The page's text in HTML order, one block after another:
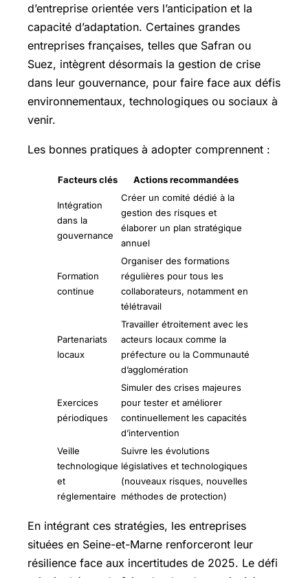
d’entreprise orientée vers l’anticipation et la
capacité d’adaptation. Certaines grandes
entreprises françaises, telles que Safran ou
Suez, intègrent désormais la gestion de crise
dans leur gouvernance, pour faire face aux défis
environnementaux, technologiques ou sociaux à
venir.
Les bonnes pratiques à adopter comprennent :
Facteurs clés Actions recommandées
Intégration
dans la
gouvernance
Créer un comité dédié à la
gestion des risques et
élaborer un plan stratégique
annuel
Formation
continue
Organiser des formations
régulières pour tous les
collaborateurs, notamment en
télétravail
Partenariats
locaux
Travailler étroitement avec les
acteurs locaux comme la
préfecture ou la Communauté
d’agglomération
Exercices
périodiques
Simuler des crises majeures
pour tester et améliorer
continuellement les capacités
d’intervention
Veille
technologique
et
réglementaire
Suivre les évolutions
législatives et technologiques
(nouveaux risques, nouvelles
méthodes de protection)
En intégrant ces stratégies, les entreprises
situées en Seine-et-Marne renforceront leur
résilience face aux incertitudes de 2025. Le défi